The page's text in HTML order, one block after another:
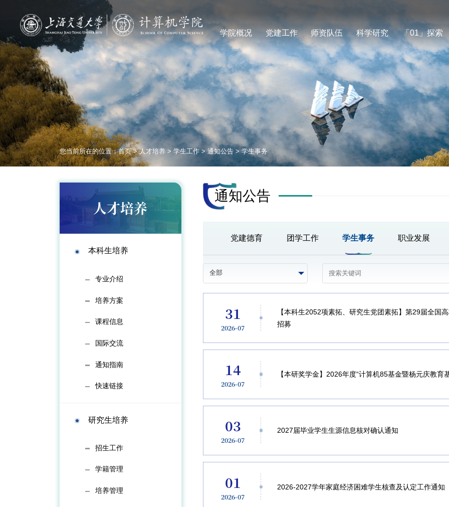
学院概况 党建工作 师资队伍 科学研究 「01」探索
您当前所在的位置：首页>人才培养>学生工作>通知公告>学生事务
人才培养
本科生培养
专业介绍
培养方案
课程信息
国际交流
通知指南
快速链接
研究生培养
招生工作
学籍管理
培养管理
通知公告
党建德育 团学工作 学生事务 职业发展
31
2026-07
【本科生2052项素拓、研究生党团素拓】第29届全国
招募
14
2026-07
【本研奖学金】2026年度“计算机85基金暨杨元庆教育
03
2026-07
2027届毕业学生生源信息核对确认通知
01
2026-07
2026-2027学年家庭经济困难学生核查及认定工作通知